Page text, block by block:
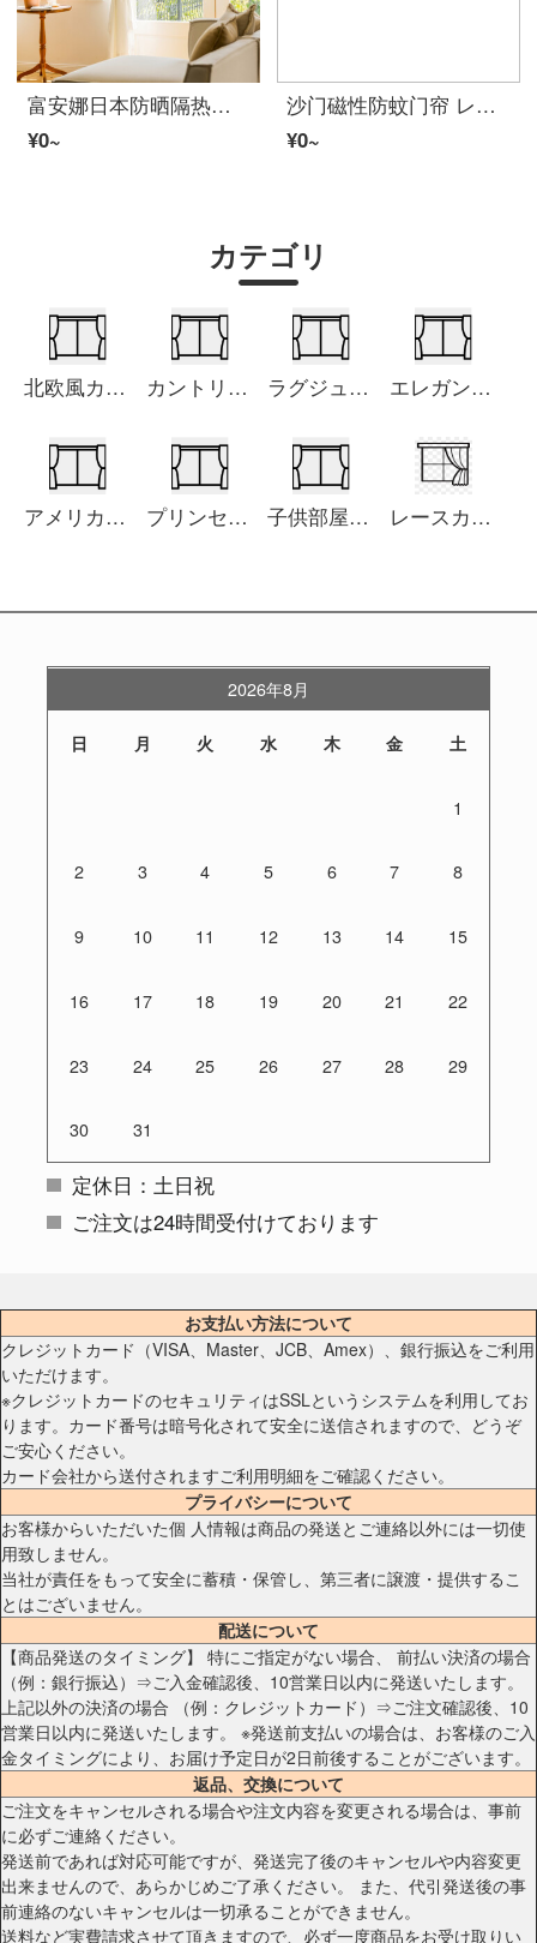
富安娜日本防晒隔热窗帘窗レースレース帘透光不透人レース飘窗遮阳高端窗帘2021新款的 香榭丽舍 挂钩加工【根据尺寸定做-送四抓钩】
¥0~
沙门磁性防蚊门帘 レース门防蚊门帘全磁条磁性沙门レース帘自粘自装家用强磁吸レース窗门防蚊网 咖啡(免穿全磁条) 260x180cm
¥0~
カテゴリ
北欧風カーテン カントリー風カーテン ラグジュアリー洋風カーテン エレガントな中華風カーテン
アメリカ風カーテン プリンセス部屋カーテン 子供部屋カーテン レースカーテン
2026年8月
日 月 火 水 木 金 土
1
2 3 4 5 6 7 8
9 10 11 12 13 14 15
16 17 18 19 20 21 22
23 24 25 26 27 28 29
30 31
定休日：土日祝
ご注文は24時間受付けております
お支払い方法について
クレジットカード（VISA、Master、JCB、Amex）、銀行振込をご利用
いただけます。
※クレジットカードのセキュリティはSSLというシステムを利用してお
ります。カード番号は暗号化されて安全に送信されますので、どうぞ
ご安心ください。
カード会社から送付されますご利用明細をご確認ください。
プライバシーについて
お客様からいただいた個 人情報は商品の発送とご連絡以外には一切使
用致しません。
当社が責任をもって安全に蓄積・保管し、第三者に譲渡・提供するこ
とはございません。
配送について
【商品発送のタイミング】 特にご指定がない場合、 前払い決済の場合
（例：銀行振込）⇒ご入金確認後、10営業日以内に発送いたします。
上記以外の決済の場合 （例：クレジットカード）⇒ご注文確認後、10
営業日以内に発送いたします。 ※発送前支払いの場合は、お客様のご入
金タイミングにより、お届け予定日が2日前後することがございます。
返品、交換について
ご注文をキャンセルされる場合や注文内容を変更される場合は、事前
に必ずご連絡ください。
発送前であれば対応可能ですが、発送完了後のキャンセルや内容変更
出来ませんので、あらかじめご了承ください。 また、代引発送後の事
前連絡のないキャンセルは一切承ることができません。
送料など実費請求させて頂きますので、必ず一度商品をお受け取りい